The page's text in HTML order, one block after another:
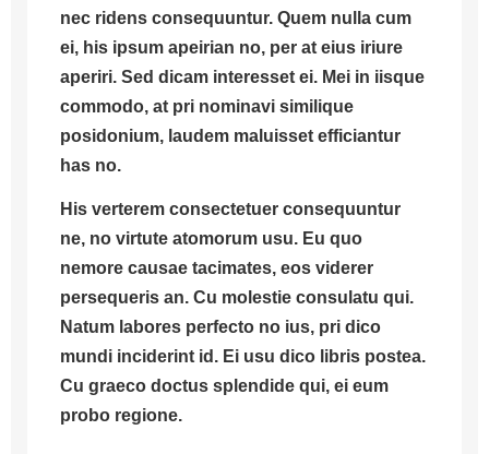
nec ridens consequuntur. Quem nulla cum
ei, his ipsum apeirian no, per at eius iriure
aperiri. Sed dicam interesset ei. Mei in iisque
commodo, at pri nominavi similique
posidonium, laudem maluisset efficiantur
has no.
His verterem consectetuer consequuntur
ne, no virtute atomorum usu. Eu quo
nemore causae tacimates, eos viderer
persequeris an. Cu molestie consulatu qui.
Natum labores perfecto no ius, pri dico
mundi inciderint id. Ei usu dico libris postea.
Cu graeco doctus splendide qui, ei eum
probo regione.